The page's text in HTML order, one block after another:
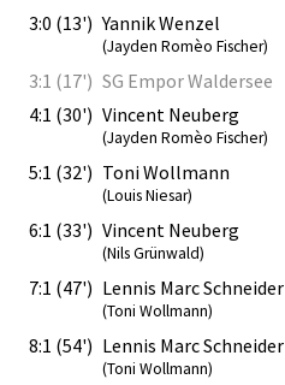
3:0 (13') Yannik Wenzel
(Jayden Romèo Fischer)
3:1 (17') SG Empor Waldersee
4:1 (30') Vincent Neuberg
(Jayden Romèo Fischer)
5:1 (32') Toni Wollmann
(Louis Niesar)
6:1 (33') Vincent Neuberg
(Nils Grünwald)
7:1 (47') Lennis Marc Schneider
(Toni Wollmann)
8:1 (54') Lennis Marc Schneider
(Toni Wollmann)